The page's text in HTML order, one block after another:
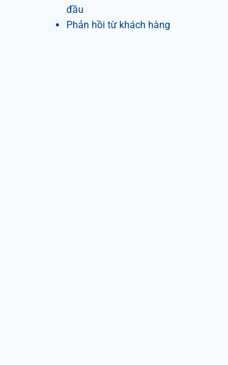
đầu
Phản hồi từ khách hàng